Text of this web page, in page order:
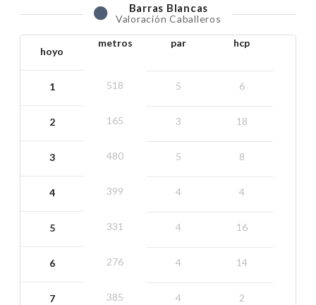
Barras Blancas
Valoración Caballeros
hoyo
1
2
3
4
5
6
7
metros
518
165
480
399
331
276
385
par
5
3
5
4
4
4
4
hcp
6
18
8
4
16
14
2